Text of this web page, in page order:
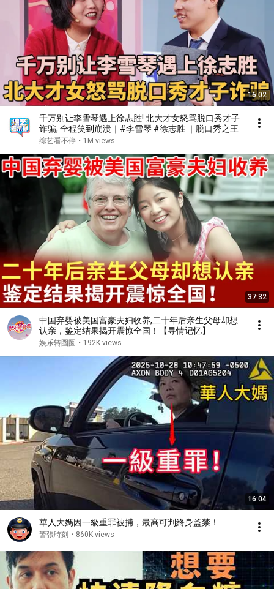
16:02
千万别让李雪琴遇上徐志胜! 北大才女怒骂脱口秀才子
诈骗, 全程笑到崩溃｜#李雪琴 #徐志胜 ｜脱口秀之王
综艺看不停 • 1M views
37:32
中国弃婴被美国富豪夫妇收养,二十年后亲生父母却想
认亲，鉴定结果揭开震惊全国！【寻情记忆】
娱乐转圈圈 • 192K views
16:04
華人大媽因一級重罪被捕，最高可判終身監禁！
警張時刻 • 860K views